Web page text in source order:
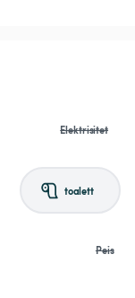
Elektrisitet
toalett
Peis